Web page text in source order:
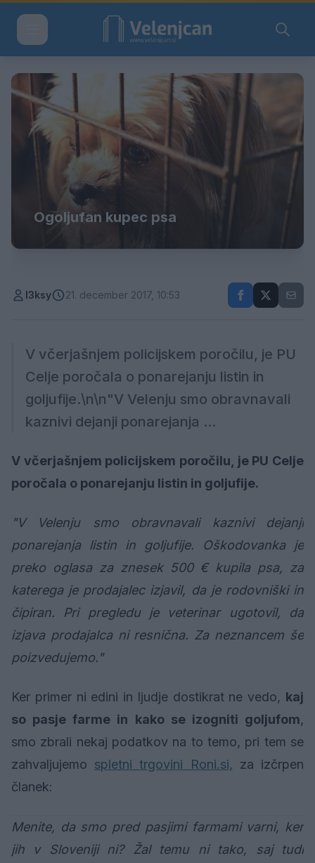
Ogoljufan kupec psa
l3ksy 21. december 2017, 10:53
V včerjašnjem policijskem poročilu, je PU
Celje poročala o ponarejanju listin in
goljufije.\n\n"V Velenju smo obravnavali
kaznivi dejanji ponarejanja ...
V včerjašnjem policijskem poročilu, je PU Celje
poročala o ponarejanju listin in goljufije.
"V Velenju smo obravnavali kaznivi dejanji
ponarejanja listin in goljufije. Oškodovanka je
preko oglasa za znesek 500 € kupila psa, za
katerega je prodajalec izjavil, da je rodovniški in
čipiran. Pri pregledu je veterinar ugotovil, da
izjava prodajalca ni resnična. Za neznancem še
poizvedujemo."
Ker primer ni edini in ljudje dostikrat ne vedo, kaj
so pasje farme in kako se izogniti goljufom,
smo zbrali nekaj podatkov na to temo, pri tem se
zahvaljujemo spletni trgovini Roni.si, za izčrpen
članek:
Menite, da smo pred pasjimi farmami varni, ker
jih v Sloveniji ni? Žal temu ni tako, saj tudi